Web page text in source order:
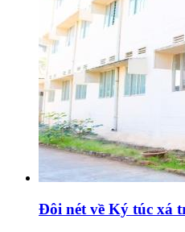
Đôi nét về Ký túc xá